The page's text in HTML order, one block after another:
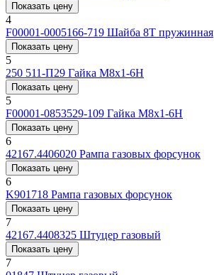
Показать цену
4
F00001-0005166-719 Шайба 8Т пружинная
Показать цену
5
250 511-П29 Гайка М8х1-6H
Показать цену
5
F00001-0853529-109 Гайка М8х1-6H
Показать цену
6
42167.4406020 Рампа газовых форсунок
Показать цену
6
K901718 Рампа газовых форсунок
Показать цену
7
42167.4408325 Штуцер газовый
Показать цену
7